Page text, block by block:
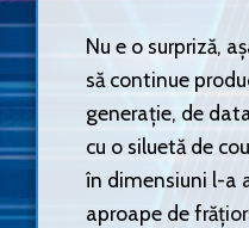
Nu e o surpriză,
să continue
generație, de
cu o siluetă de
în dimensiuni l-a
aproape de